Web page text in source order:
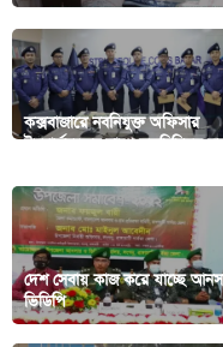
কক্সবাজারে নবনিযুক্ত অফিসার
ইনচার্জবৃন্দের সাথে মতবিনিময়
দেশ সেবায় কাজ করে যাচ্ছে
ভিডিপি